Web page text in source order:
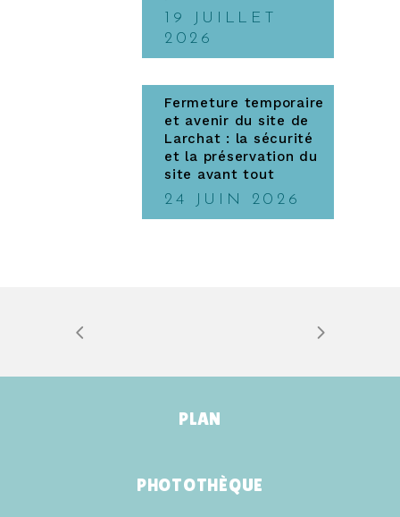
19 JUILLET
2026
Fermeture temporaire
et avenir du site de
Larchat : la sécurité
et la préservation du
site avant tout
24 JUIN 2026
PLAN
PHOTOTHÈQUE